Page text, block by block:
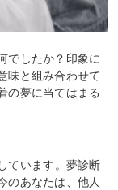
でしたか？印象に
味と組み合わせて
の夢に当てはまる
ています。夢診断
のあなたは、他人